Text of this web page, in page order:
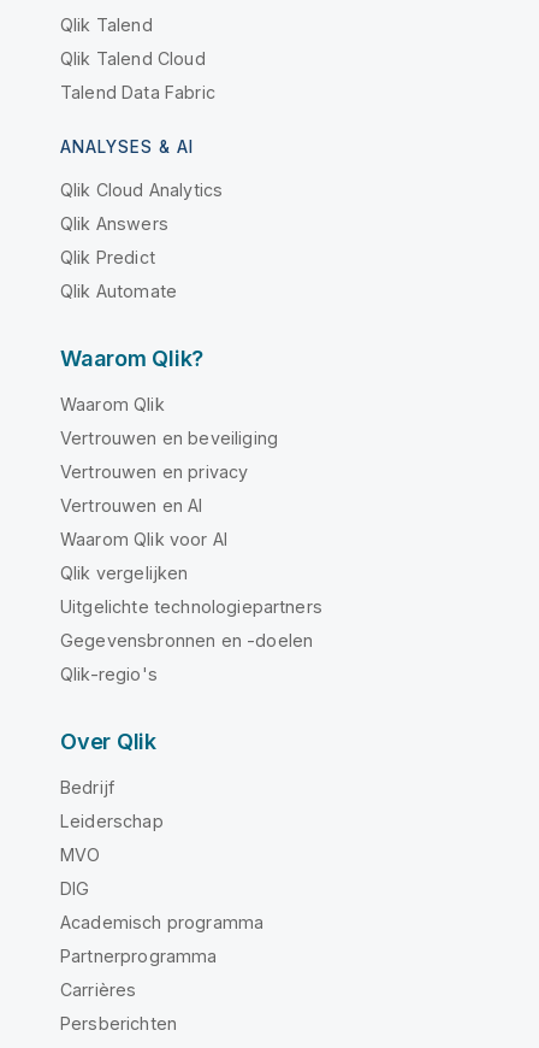
Qlik Talend
Qlik Talend Cloud
Talend Data Fabric
ANALYSES & AI
Qlik Cloud Analytics
Qlik Answers
Qlik Predict
Qlik Automate
Waarom Qlik?
Waarom Qlik
Vertrouwen en beveiliging
Vertrouwen en privacy
Vertrouwen en AI
Waarom Qlik voor AI
Qlik vergelijken
Uitgelichte technologiepartners
Gegevensbronnen en -doelen
Qlik-regio's
Over Qlik
Bedrijf
Leiderschap
MVO
DIG
Academisch programma
Partnerprogramma
Carrières
Persberichten